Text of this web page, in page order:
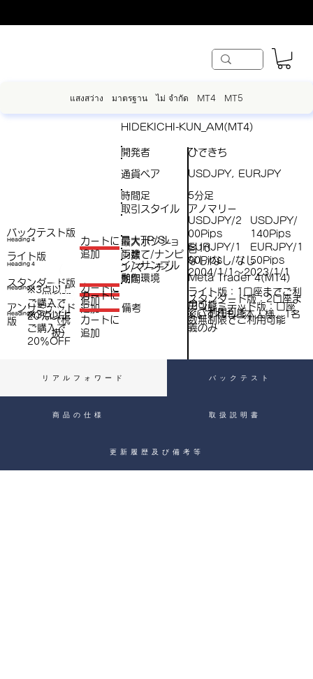
แสงสว่าง มาตรฐาน ไม่ จำกัด MT4 MT5
バックテスト版
スタンダード版
アンリミテッド
版
HIDEKICHI-KUN_AM(MT4)
開発者 ひできち
最大ポジショ
ン数
各10
Heading 4
​カートに
追加
税
抜
）
Heading 4
​カートに
追加
Heading 4※3点以上
ご購入で​
20％OFF
（税
抜）
​カートに
追加
Heading 4
（税
抜）
※3点以上
ご購入で​
20％OFF
​カートに
追加
ライト版
通貨ペア USDJPY, EURJPY
取引スタイル アノマリー
最大TP/SL
USDJPY/2
00Pips
EURJPY/1
90Pips
/
USDJPY/
140Pips
EURJPY/1
50Pips
両建て/ナンピ
ン/マーチン
なし/なし/なし
インサンプル
期間
2004/1/1～2023/1/1
動作環境 Meta Trader 4(MT4)
時間足 5分足
備考
ライト版：1口座までご利
用可能
スタンダード版：2口座ま
でご利用可能
アンリミテッド版：口座
数無制限でご利用可能
※いずれもご本人様、1名
義のみ
リアルフォワード バックテスト
商品の仕様 取扱説明書
更新履歴及び備考等